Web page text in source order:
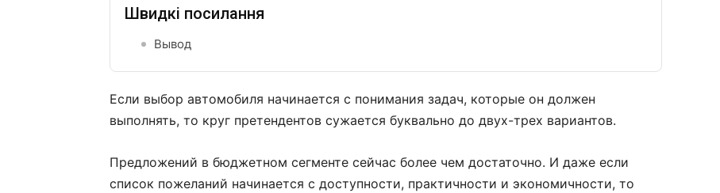
Швидкі посилання
Вывод
Если выбор автомобиля начинается с понимания задач, которые он должен
выполнять, то круг претендентов сужается буквально до двух-трех вариантов.
Предложений в бюджетном сегменте сейчас более чем достаточно. И даже если
список пожеланий начинается с доступности, практичности и экономичности, то